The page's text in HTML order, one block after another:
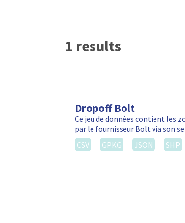
1 results
Dropoff Bolt
Ce jeu de données contient les
par le fournisseur Bolt via son
CSV
GPKG JSON SHP